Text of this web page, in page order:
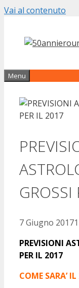
Vai al contenuto
Menu
7 Giugno 2017
PREVISIONI
PER IL 2017
COME SARA’